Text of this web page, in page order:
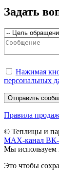
Задать
Нажимая
персональных
Правила
© Теплицы и
MAX-канал ВК-
Мы используем
Это чтобы